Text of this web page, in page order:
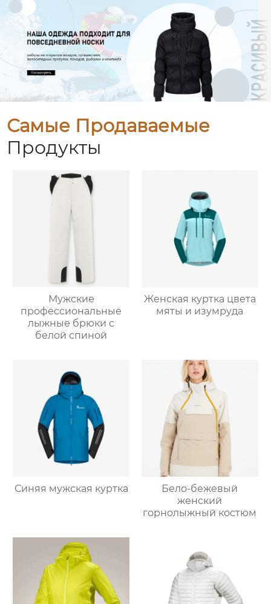
Самые Продаваемые
Продукты
Мужские
профессиональные
лыжные брюки с
белой спиной
Женская куртка цвета
мяты и изумруда
Синяя мужская куртка
Бело-бежевый
женский
горнолыжный костюм